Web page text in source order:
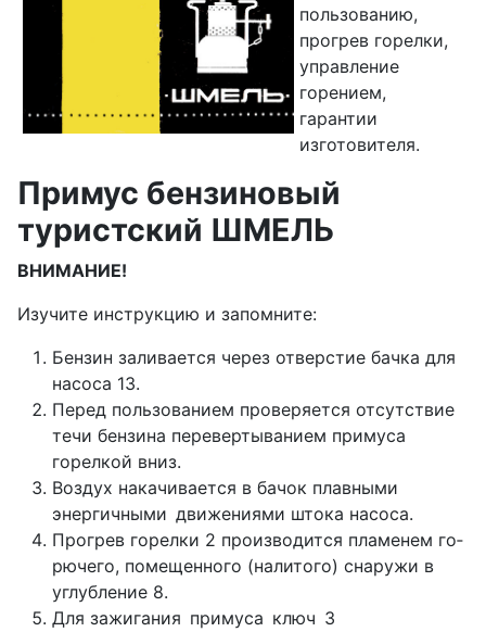
пользованию,
прогрев горелки,
управление
горением,
гарантии
изготовителя.
Примус бензиновый
туристский ШМЕЛЬ
ВНИМАНИЕ!
Изучите инструкцию и запомните:
Бензин заливается через отверстие бачка для
насоса 13.
Перед пользованием проверяется отсутствие
течи бензина перевертыванием примуса
горелкой вниз.
Воздух накачивается в бачок плавными
энергич­ными движениями штока насоса.
Прогрев горелки 2 производится пламенем го­
рючего, помещенного (налитого) снаружи в
углубле­ние 8.
Для зажигания примуса ключ 3